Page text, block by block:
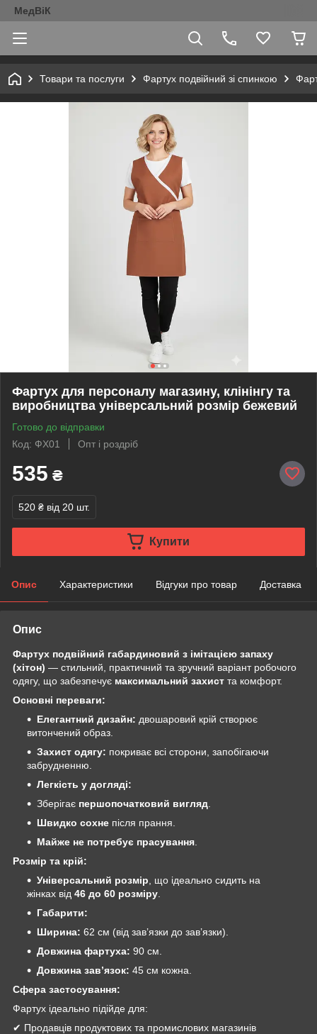
МедВіК
Товари та послуги Фартух подвійний зі спинкою
Фартух для персоналу магазину, клінінгу та
виробництва універсальний розмір бежевий
Готово до відправки
Код: ФХ01
Опт і роздріб
535 ₴
520 ₴ від 20 шт.
Купити
Опис Характеристики Відгуки про товар Доставка
Опис
Фартух подвійний габардиновий з імітацією запаху
(хітон) — стильний, практичний та зручний варіант робочого
одягу, що забезпечує максимальний захист та комфорт.
Основні переваги:
Елегантний дизайн: двошаровий крій створює
витончений образ.
Захист одягу: покриває всі сторони, запобігаючи
забрудненню.
Легкість у догляді:
Зберігає першопочатковий вигляд
Швидко сохне після прання.
Майже не потребує прасування
Розмір та крій:
Універсальний розмір , що ідеально сидить на
жінках від 46 до 60 розміру
Габарити:
Ширина: 62 см (від зав’язки до зав’язки).
Довжина фартуха: 90 см.
Довжина зав’язок: 45 см кожна.
Сфера застосування:
Фартух ідеально підійде для:
✔ Продавців продуктових та промислових магазинів